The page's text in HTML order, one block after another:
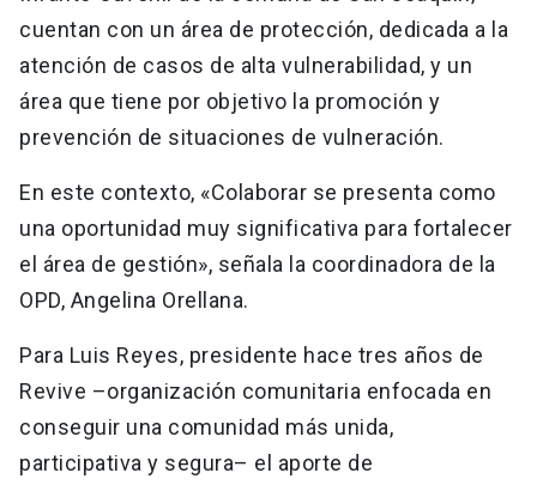
cuentan con un área de protección, dedicada a la
atención de casos de alta vulnerabilidad, y un
área que tiene por objetivo la promoción y
prevención de situaciones de vulneración.
En este contexto, «Colaborar se presenta como
una oportunidad muy significativa para fortalecer
el área de gestión», señala la coordinadora de la
OPD, Angelina Orellana.
Para Luis Reyes, presidente hace tres años de
Revive –organización comunitaria enfocada en
conseguir una comunidad más unida,
participativa y segura– el aporte de